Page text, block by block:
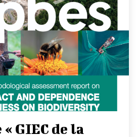
« GIEC de la